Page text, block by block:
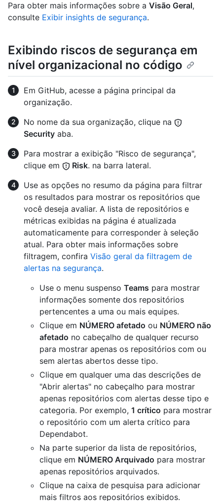
Para obter mais informações sobre a Visão Geral,
consulte Exibir insights de segurança.
Exibindo riscos de segurança em
nível organizacional no código
Em GitHub, acesse a página principal da
organização.
No nome da sua organização, clique na
Security aba.
Para mostrar a exibição "Risco de segurança",
clique em
Risk. na barra lateral.
Use as opções no resumo da página para filtrar
os resultados para mostrar os repositórios que
você deseja avaliar. A lista de repositórios e
métricas exibidas na página é atualizada
automaticamente para corresponder à seleção
atual. Para obter mais informações sobre
filtragem, confira Visão geral da filtragem de
alertas na segurança.
Use o menu suspenso Teams para mostrar
informações somente dos repositórios
pertencentes a uma ou mais equipes.
Clique em NÚMERO afetado ou NÚMERO não
afetado no cabeçalho de qualquer recurso
para mostrar apenas os repositórios com ou
sem alertas abertos desse tipo.
Clique em qualquer uma das descrições de
"Abrir alertas" no cabeçalho para mostrar
apenas repositórios com alertas desse tipo e
categoria. Por exemplo, 1 crítico para mostrar
o repositório com um alerta crítico para
Dependabot.
Na parte superior da lista de repositórios,
clique em NÚMERO Arquivado para mostrar
apenas repositórios arquivados.
Clique na caixa de pesquisa para adicionar
mais filtros aos repositórios exibidos.